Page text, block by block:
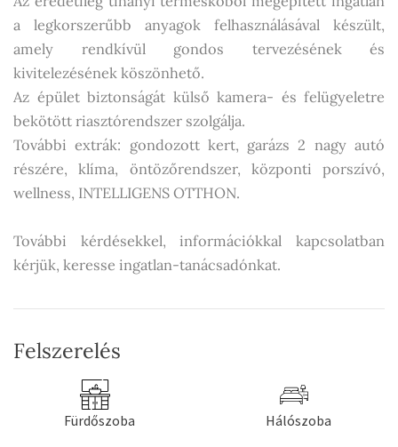
a legkorszerűbb anyagok felhasználásával készült,
amely rendkívül gondos tervezésének és
kivitelezésének köszönhető.
Az épület biztonságát külső kamera- és felügyeletre
bekötött riasztórendszer szolgálja.
További extrák: gondozott kert, garázs 2 nagy autó
részére, klíma, öntözőrendszer, központi porszívó,
wellness, INTELLIGENS OTTHON.
További kérdésekkel, információkkal kapcsolatban
kérjük, keresse ingatlan-tanácsadónkat.
Felszerelés
Fürdőszoba Hálószoba